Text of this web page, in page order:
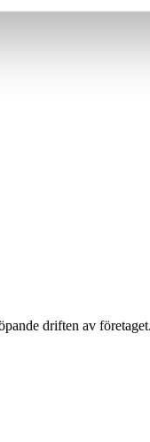
driften av